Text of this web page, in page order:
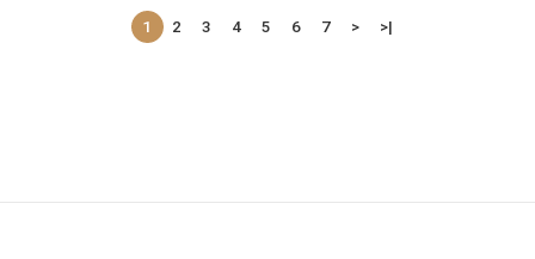
1 2 3 4 5 6 7 > >|